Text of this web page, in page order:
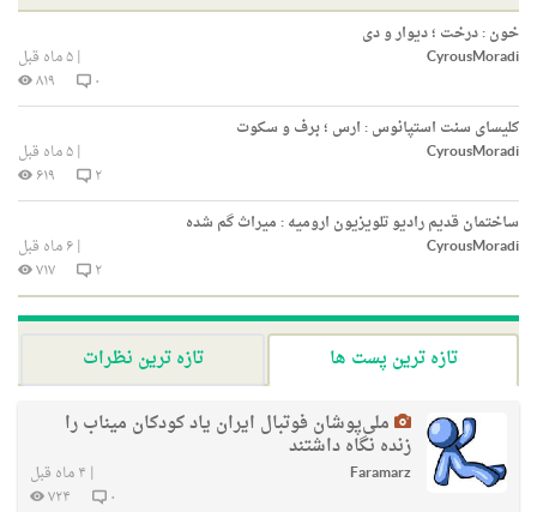
خون : درخت ؛ دیوار و دی
CyrousMoradi
|۵ ماه قبل
۰
۸۱۹
کلیسای سنت استپانوس : ارس ؛ برف و سکوت
CyrousMoradi
|۵ ماه قبل
۲
۶۱۹
ساختمان قدیم رادیو تلویزیون ارومیه : میراث گم شده
CyrousMoradi
|۶ ماه قبل
۲
۷۱۷
تازه ترین پست ها
تازه ترین نظرات
ملی‌پوشان فوتبال ایران یاد کودکان میناب را
زنده نگاه داشتند
Faramarz
| ۴ ماه قبل
۰
۷۲۴